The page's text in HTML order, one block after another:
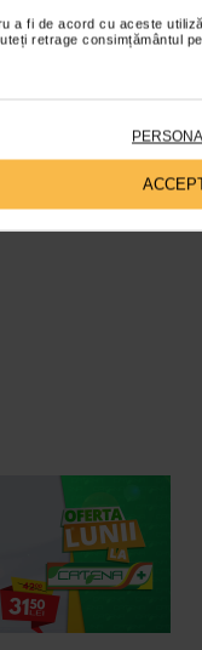
a fi de acord cu aceste
retrage consimțământul
produselor
putem proteja de